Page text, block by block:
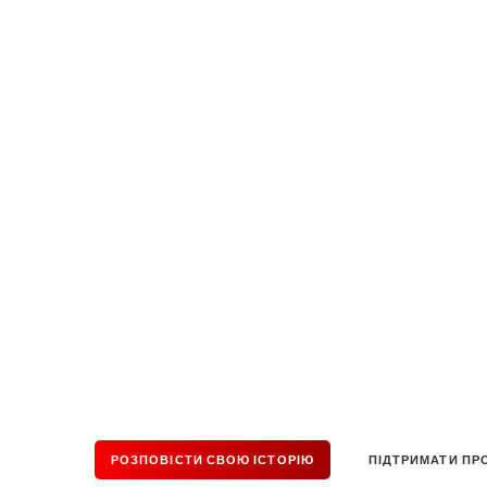
РОЗПОВІСТИ СВОЮ ІСТОРІЮ ПІДТРИМАТИ